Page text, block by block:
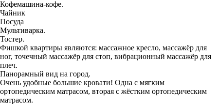
Кофемашина-кофе.
Чайник
Посуда
Мультиварка.
Тостер.
Фишкой квартиры являются: массажное кресло, массажёр для
ног, точечный массажёр для стоп, вибрационный массажёр для
плеч.
Панорамный вид на город.
Очень удобные большие кровати! Одна с мягким
ортопедическим матрасом, вторая с жёстким ортопедическим
матрасом.